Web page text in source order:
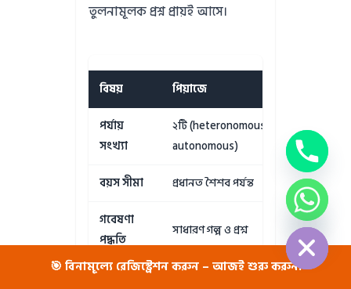
🎯 বিনামূল্যে রেজিস্ট্রেশন করুন – আজই শুরু করুন!
তুলনামূলক প্রশ্ন প্রায়ই আসে।
বিষয় পিয়াজে
পর্যায়
সংখ্যা
২টি (heteronomous &
autonomous)
বয়স সীমা প্রধানত শৈশব পর্যন্ত
গবেষণা
পদ্ধতি
সাধারণ গল্প ও প্রশ্ন
কার উপর
Hide
chaty